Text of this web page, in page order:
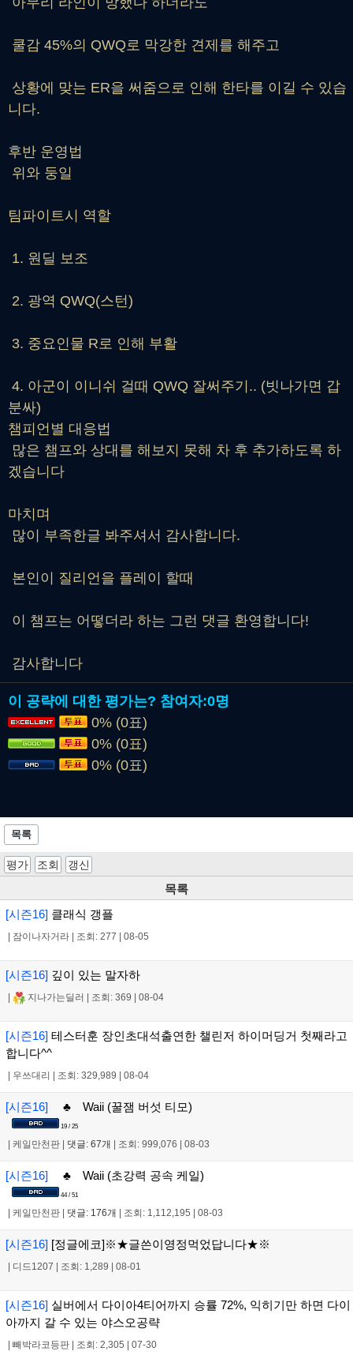
쿨감 45%의 QWQ로 막강한 견제를 해주고
상황에 맞는 ER을 써줌으로 인해 한타를 이길 수 있습
니다.
후반 운영법
위와 둥일
팀파이트시 역할
1. 원딜 보조
2. 광역 QWQ(스턴)
3. 중요인물 R로 인해 부활
4. 아군이 이니쉬 걸때 QWQ 잘써주기.. (빗나가면 갑
분싸)
챔피언별 대응법
많은 챔프와 상대를 해보지 못해 차 후 추가하도록 하
겠습니다
마치며
많이 부족한글 봐주셔서 감사합니다.
본인이 질리언을 플레이 할때
이 챔프는 어떻더라 하는 그런 댓글 환영합니다!
감사합니다
이 공략에 대한 평가는? 참여자:0명
0% (0표)
0% (0표)
0% (0표)
목록
평가 조회 갱신
목록
[시즌16] 클래식 갱플
| 잠이나자거라 | 조회: 277 | 08-05
[시즌16] 깊이 있는 말자하
| 지나가는딜러 | 조회: 369 | 08-04
[시즌16] 테스터훈 장인초대석출연한 챌린저 하이머딩거 첫째라고
합니다^^
| 우쓰대리 | 조회: 329,989 | 08-04
[시즌16] ♣ Waii (꿀잼 버섯 티모)
19 / 25
케일만천판 댓글: 67개 조회: 999,076 08-03
[시즌16] ♣ Waii (초강력 공속 케일)
44 / 51
케일만천판 댓글: 176개 조회: 1,112,195 08-03
[시즌16] [정글에코]※★글쓴이영정먹었답니다★※
디드1207 조회: 1,289 08-01
[시즌16] 실버에서 다이아4티어까지 승률 72%, 익히기만 하면 다이
아까지 갈 수 있는 야스오공략
빼박라코등판 조회: 2,305 07-30